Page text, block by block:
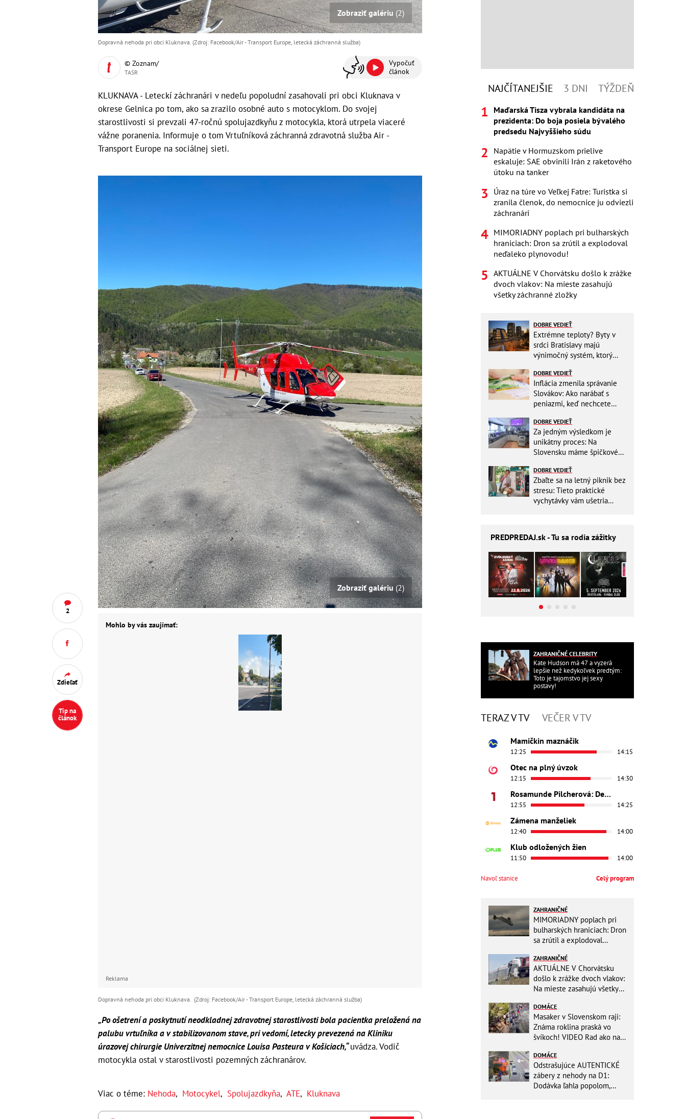
2
Zdieľať
Tip na
článok
Zobraziť galériu (2)
Dopravná nehoda pri obci Kluknava. (Zdroj: Facebook/Air - Transport Europe, letecká záchranná služba)
© Zoznam/
TASR
Vypočuť
článok
KLUKNAVA - Leteckí záchranári v nedeľu popoludní zasahovali pri obci Kluknava v
okrese Gelnica po tom, ako sa zrazilo osobné auto s motocyklom. Do svojej
starostlivosti si prevzali 47-ročnú spolujazdkyňu z motocykla, ktorá utrpela viaceré
vážne poranenia. Informuje o tom Vrtuľníková záchranná zdravotná služba Air -
Transport Europe na sociálnej sieti.
Zobraziť galériu (2)
Mohlo by vás zaujímať:
Reklama
Dopravná nehoda pri obci Kluknava. (Zdroj: Facebook/Air - Transport Europe, letecká záchranná služba)
„Po ošetrení a poskytnutí neodkladnej zdravotnej starostlivosti bola pacientka preložená na
palubu vrtuľníka a v stabilizovanom stave, pri vedomí, letecky prevezená na Kliniku
úrazovej chirurgie Univerzitnej nemocnice Louisa Pasteura v Košiciach,“uvádza. Vodič
motocykla ostal v starostlivosti pozemných záchranárov.
Viac o téme: Nehoda, Motocykel, Spolujazdkyňa, ATE, Kluknava
NAJČÍTANEJŠIE 3 DNI TÝŽDEŇ
Maďarská Tisza vybrala kandidáta na
prezidenta: Do boja posiela bývalého
predsedu Najvyššieho súdu
Napätie v Hormuzskom prielive
eskaluje: SAE obvinili Irán z raketového
útoku na tanker
Úraz na túre vo Veľkej Fatre: Turistka si
zranila členok, do nemocnice ju odviezli
záchranári
MIMORIADNY poplach pri bulharských
hraniciach: Dron sa zrútil a explodoval
neďaleko plynovodu!
AKTUÁLNE V Chorvátsku došlo k zrážke
dvoch vlakov: Na mieste zasahujú
všetky záchranné zložky
DOBRE VEDIEŤ
Extrémne teploty? Byty v
srdci Bratislavy majú
výnimočný systém, ktorý
DOBRE VEDIEŤ
Inflácia zmenila správanie
Slovákov: Ako narábať s
peniazmi, keď nechcete
DOBRE VEDIEŤ
Za jedným výsledkom je
unikátny proces: Na
Slovensku máme špičkové
DOBRE VEDIEŤ
Zbaľte sa na letný piknik bez
stresu: Tieto praktické
vychytávky vám ušetria
PREDPREDAJ.sk - Tu sa rodia zážitky
ZAHRANIČNÉ CELEBRITY
Kate Hudson má 47 a vyzerá
lepšie než kedykoľvek predtým:
Toto je tajomstvo jej sexy
postavy!
TERAZ V TV VEČER V TV
Mamičkin maznáčik
12:25 14:15
Otec na plný úvzok
12:15 14:30
Rosamunde Pilcherová: Dedičstvo lásky
12:55 14:25
Zámena manželiek
12:40 14:00
Klub odložených žien
11:50 14:00
Navoľ stanice Celý program
ZAHRANIČNÉ
MIMORIADNY poplach pri
bulharských hraniciach: Dron
sa zrútil a explodoval
ZAHRANIČNÉ
AKTUÁLNE V Chorvátsku
došlo k zrážke dvoch vlakov:
Na mieste zasahujú všetky
DOMÁCE
Masaker v Slovenskom raji:
Známa roklina praská vo
švíkoch! VIDEO Rad ako na
DOMÁCE
Odstrašujúce AUTENTICKÉ
zábery z nehody na D1:
Dodávka ľahla popolom,